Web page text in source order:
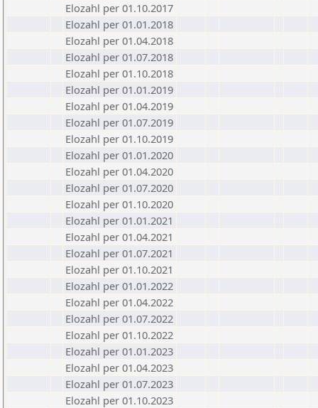
Elozahl per 01.10.2017
Elozahl per 01.01.2018
Elozahl per 01.04.2018
Elozahl per 01.07.2018
Elozahl per 01.10.2018
Elozahl per 01.01.2019
Elozahl per 01.04.2019
Elozahl per 01.07.2019
Elozahl per 01.10.2019
Elozahl per 01.01.2020
Elozahl per 01.04.2020
Elozahl per 01.07.2020
Elozahl per 01.10.2020
Elozahl per 01.01.2021
Elozahl per 01.04.2021
Elozahl per 01.07.2021
Elozahl per 01.10.2021
Elozahl per 01.01.2022
Elozahl per 01.04.2022
Elozahl per 01.07.2022
Elozahl per 01.10.2022
Elozahl per 01.01.2023
Elozahl per 01.04.2023
Elozahl per 01.07.2023
Elozahl per 01.10.2023